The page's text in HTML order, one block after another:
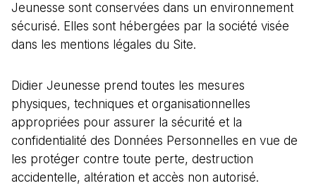
Jeunesse sont conservées dans un environnement
sécurisé. Elles sont hébergées par la société visée
dans les mentions légales du Site.
Didier Jeunesse prend toutes les mesures
physiques, techniques et organisationnelles
appropriées pour assurer la sécurité et la
confidentialité des Données Personnelles en vue de
les protéger contre toute perte, destruction
accidentelle, altération et accès non autorisé.